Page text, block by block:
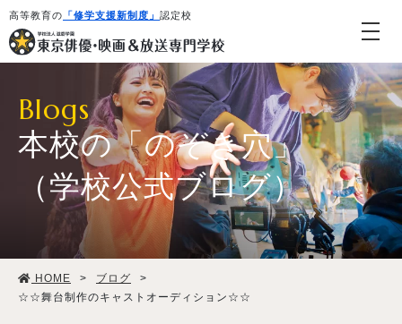
高等教育の 「修学支援新制度」 認定校
学校紹介・教育システム
専攻・コース紹介
Blogs
本校の「のぞき穴」
（学校公式ブログ）
HOME > ブログ
>
☆☆舞台制作のキャストオーディション☆☆